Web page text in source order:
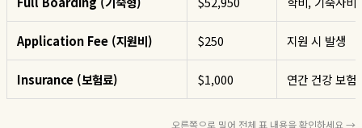
Application Fee (지원비) $250 지원 시 발생
Insurance (보험료) $1,000 연간 건강 보험
오른쪽으로 밀어 전체 표 내용을 확인하세요 →